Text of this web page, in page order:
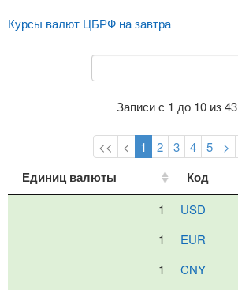
Курсы валют ЦБРФ на завтра
Записи с 1 до 10 из 43
<< < 1 2 3 4 5 >
Единиц валюты Код
1 USD
1
EUR
1
CNY
Единиц валюты Код